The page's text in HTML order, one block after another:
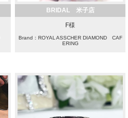
BRIDAL 米子店
F様
Brand：ROYAL ASSCHER DIAMOND CAF
ERING